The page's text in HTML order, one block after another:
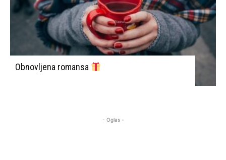
Obnovljena romansa
- Oglas -